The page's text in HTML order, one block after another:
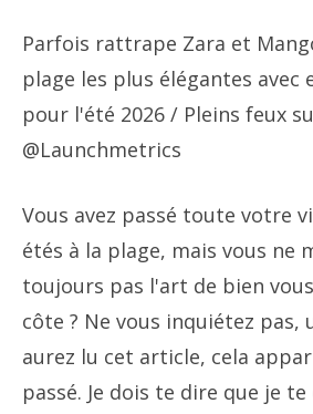
Parfois rattrape Zara et
plage les plus élégantes avec
pour l'été 2026 / Pleins feux
@Launchmetrics
Vous avez passé toute votre
étés à la plage, mais vous ne
toujours pas l'art de bien
côte ? Ne vous inquiétez pas,
aurez lu cet article, cela
passé. Je dois te dire que je